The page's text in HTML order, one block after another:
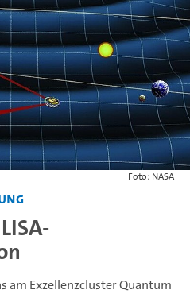
Foto: NASA
am Exzellenzcluster Quantum